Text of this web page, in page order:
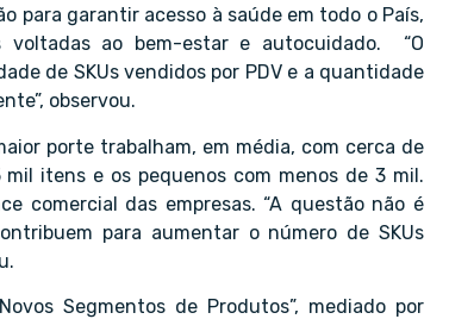
para garantir acesso à saúde em todo o País,
voltadas ao bem-estar e autocuidado. “O
de SKUs vendidos por PDV e a quantidade
observou.
porte trabalham, em média, com cerca de
itens e os pequenos com menos de 3 mil.
comercial das empresas. “A questão não é
para aumentar o número de SKUs
Segmentos de Produtos”, mediado por